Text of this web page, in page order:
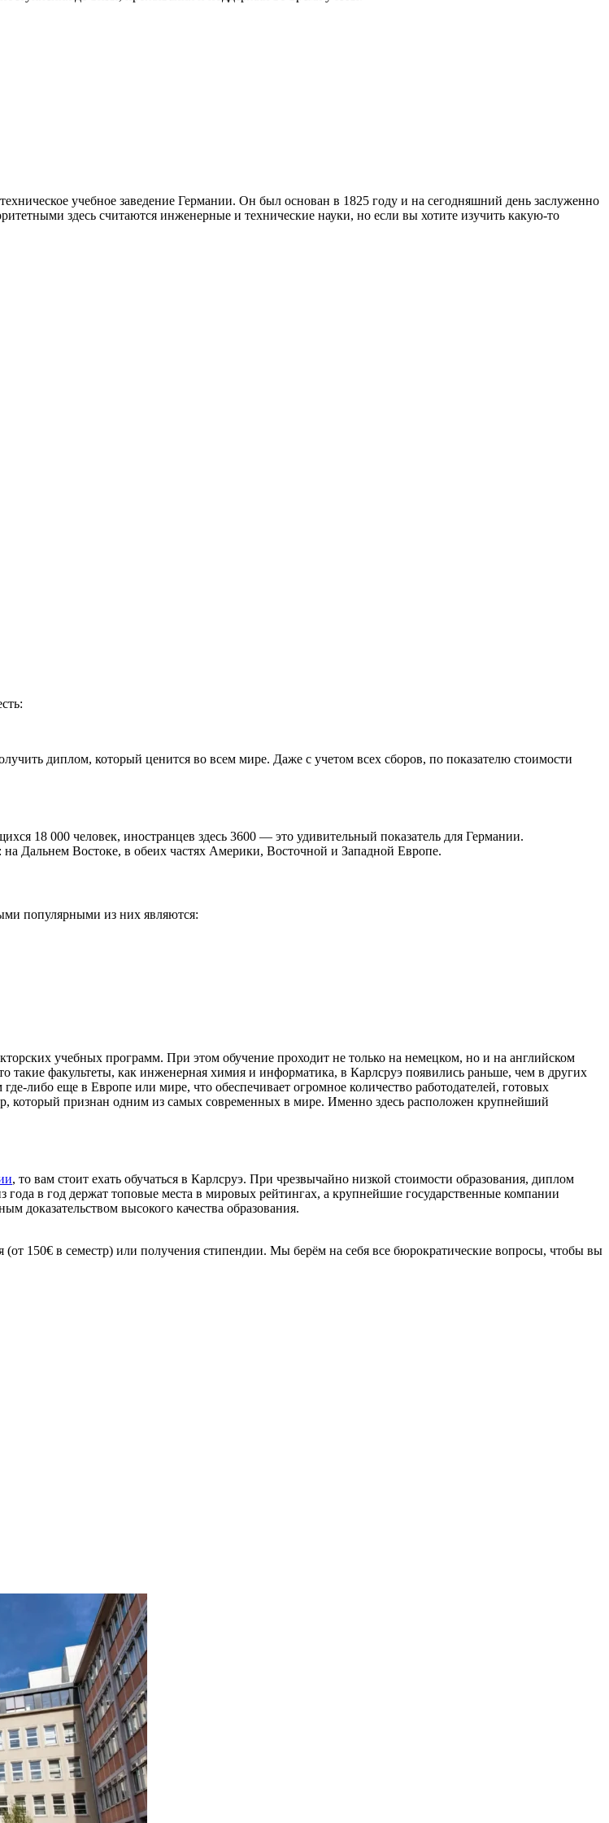
учебное заведение Германии. Он был основан в 1825 году и на сегодняшний день заслуженно
здесь считаются инженерные и технические науки, но если вы хотите изучить какую-то
диплом, который ценится во всем мире. Даже с учетом всех сборов, по показателю стоимости
18 000 человек, иностранцев здесь 3600 — это удивительный показатель для Германии.
Дальнем Востоке, в обеих частях Америки, Восточной и Западной Европе.
популярными из них являются:
учебных программ. При этом обучение проходит не только на немецком, но и на английском
такие факультеты, как инженерная химия и информатика, в Карлсруэ появились раньше, чем в других
либо еще в Европе или мире, что обеспечивает огромное количество работодателей, готовых
который признан одним из самых современных в мире. Именно здесь расположен крупнейший
, то вам стоит ехать обучаться в Карлсруэ. При чрезвычайно низкой стоимости образования, диплом
в год держат топовые места в мировых рейтингах, а крупнейшие государственные компании
доказательством высокого качества образования.
150€ в семестр) или получения стипендии. Мы берём на себя все бюрократические вопросы, чтобы вы